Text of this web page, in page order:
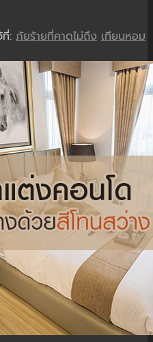
ที่: ภัยร้ายที่คาดไม่ถึง เทียนหอม